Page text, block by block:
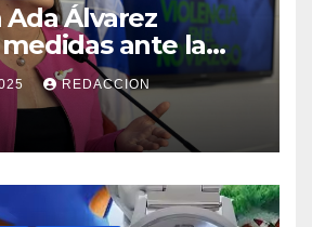
Ada Álvarez
ante la
el noviazgo
REDACCION